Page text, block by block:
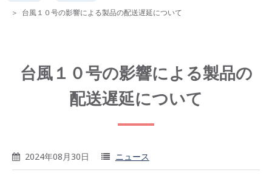
台風１０号の影響による製品の配送遅延について
台風１０号の影響による製品の
配送遅延について
2024年08月30日 ニュース